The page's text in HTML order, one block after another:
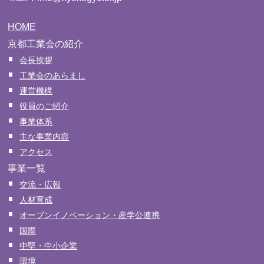
HOME
京都工業会の紹介
会長挨拶
工業会のあらまし
運営機構
役員のご紹介
事業体系
主な事業内容
アクセス
事業一覧
交流・広報
人材育成
オープンイノベーション・産学公連携
国際
中堅・中小企業
環境